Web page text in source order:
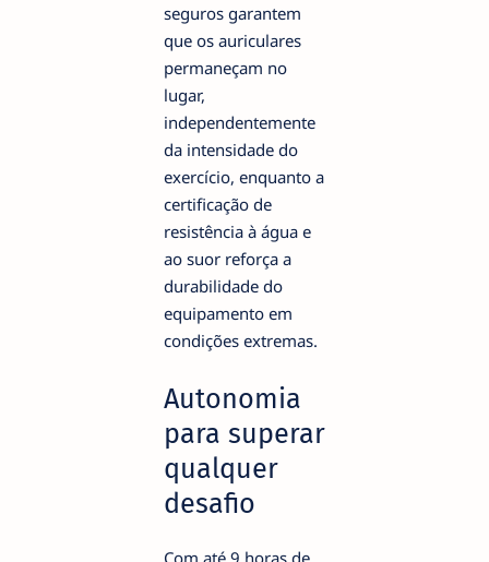
seguros garantem
que os auriculares
permaneçam no
lugar,
independentemente
da intensidade do
exercício, enquanto a
certificação de
resistência à água e
ao suor reforça a
durabilidade do
equipamento em
condições extremas.
Autonomia
para superar
qualquer
desafio
Com até 9 horas de